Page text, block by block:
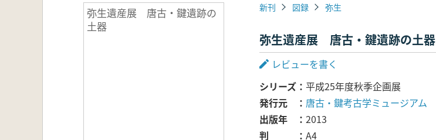
弥生遺産展 唐古・鍵遺跡の
土器
新刊 図録 弥生
弥生遺産展 唐古・鍵遺跡の土器
レビューを書く
シリーズ
平成25年度秋季企画展
発行元
唐古・鍵考古学ミュージアム
出版年
2013
判
A4